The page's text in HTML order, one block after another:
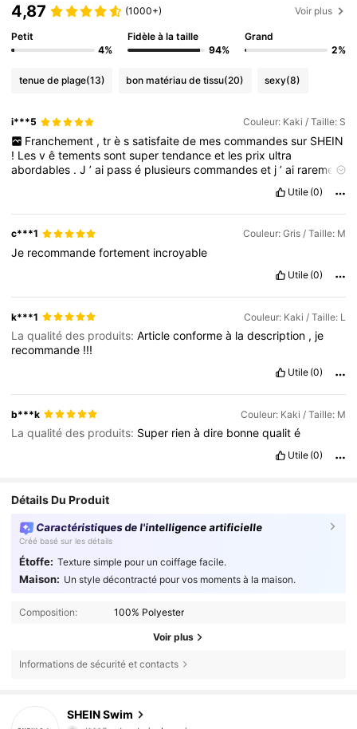
4,87 (1000+) Voir plus
Petit
4%
Fidèle à la taille
94%
Grand
2%
tenue de plage(13) bon matériau de tissu(20) sexy(8)
i***5 Couleur: Kaki / Taille: S
Franchement , tr è s satisfaite de mes commandes sur SHEIN
! Lesvêtementssontsupertendanceet les prix ultra
abordables .J’ai passé plusieurscommandeset j’ai rarement
livraisonprend
uneàdeuxsemaines,maisc’esttoujoursarrivéenbonétat.
Rapport qualit é/ styl é esà petit
budget !
Utile (0)
c***1 Couleur: Gris / Taille: M
Je recommandefortement incroyable
Utile (0)
k***1 Couleur: Kaki / Taille: L
La qualité des produits:Articleconformeà ladescription , je
recommande !!!
Utile (0)
b***k Couleur: Kaki / Taille: M
La qualité des produits: Super rienàdire bonnequalité
Utile (0)
Détails Du Produit
Caractéristiques de l'intelligence artificielle
Créé basé sur les détails
Étoffe: Texture simple pour un coiffage facile.
Maison: Un style décontracté pour vos moments à la maison.
Composition: 100% Polyester
Voir plus
Informations de sécurité et contacts
SHEIN Swim
d***9est en train de naviguer